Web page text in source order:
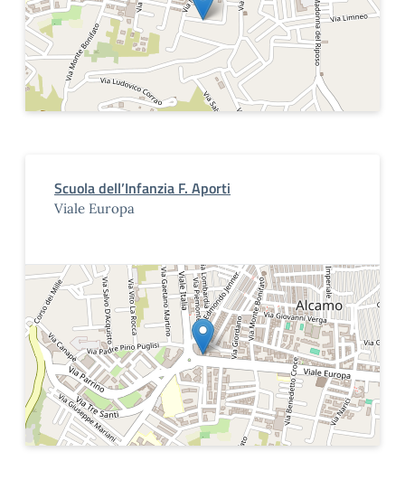
Scuola dell’Infanzia F. Aporti
Viale Europa